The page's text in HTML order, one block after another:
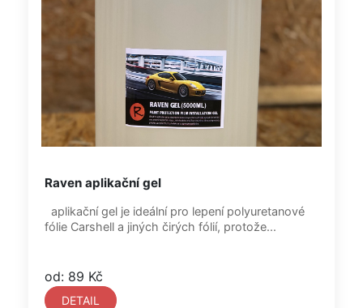
Raven aplikační gel
aplikační gel je ideální pro lepení polyuretanové
fólie Carshell a jiných čirých fólií, protože...
od: 89 Kč
DETAIL